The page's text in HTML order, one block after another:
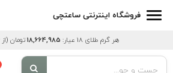
فروشگاه اینترنتی ساعتچی
هر گرم طلای 18 عیار: 18,664,985تومان (از 6 دقیقه پیش)